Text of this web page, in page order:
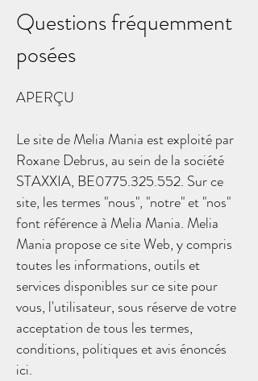
Questions fréquemment
posées
APERÇU
Le site de Melia Mania est exploité par
Roxane Debrus, au sein de la société
STAXXIA, BE0775.325.552. Sur ce
site, les termes "nous", "notre" et "nos"
font référence à Melia Mania. Melia
Mania propose ce site Web, y compris
toutes les informations, outils et
services disponibles sur ce site pour
vous, l'utilisateur, sous réserve de votre
acceptation de tous les termes,
conditions, politiques et avis énoncés
ici.